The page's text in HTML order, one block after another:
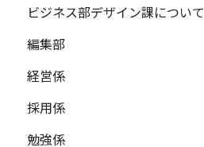
ビジネス部デザイン課について
編集部
経営係
採用係
勉強係